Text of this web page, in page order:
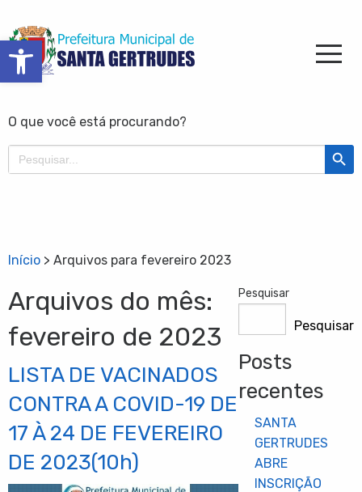
Barra de Ferramentas Aberta
O que você está procurando?
Search
for:
Search
Início > Arquivos para fevereiro 2023
Arquivos do mês:
fevereiro de 2023
LISTA DE VACINADOS
CONTRA A COVID-19 DE
17 À 24 DE FEVEREIRO
DE 2023(10h)
Pesquisar
Pesquisar
Posts
recentes
SANTA
GERTRUDES
ABRE
INSCRIÇÃO